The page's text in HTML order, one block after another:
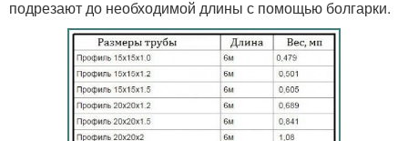
подрезают до необходимой длины с помощью болгарки.